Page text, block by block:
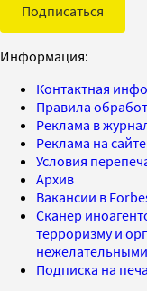
Подписаться
Информация:
Контактная
Правила
Реклама в
Реклама на сайте
Условия
Архив
Вакансии в
Сканер
терроризму и
нежелательными
Подписка на